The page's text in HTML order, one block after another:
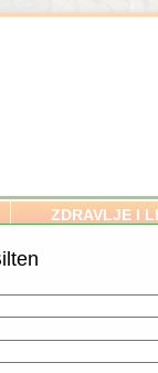
ZDRAVLJE I
– Beograd